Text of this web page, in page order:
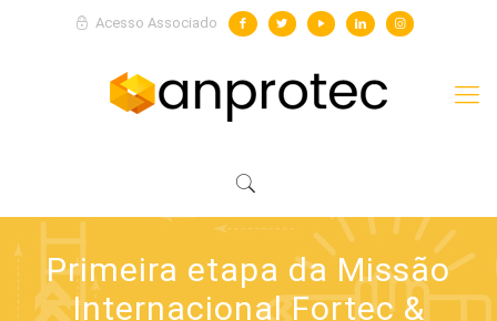
Acesso Associado
Primeira etapa da Missão
Internacional Fortec &